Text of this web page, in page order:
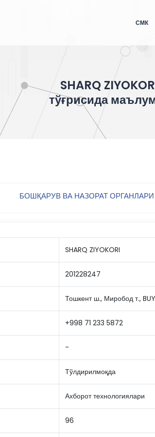
СМК
SHARQ
тўғрисида
БОШҚАРУВ ВА НАЗОРАТ ОРГАНЛАРИ
SHARQ ZIYOKORI
201228247
Тошкент ш., Миробод т.,
+998 71 233 5872
-
Тўлдирилмоқда
Ахборот технологиялари
96